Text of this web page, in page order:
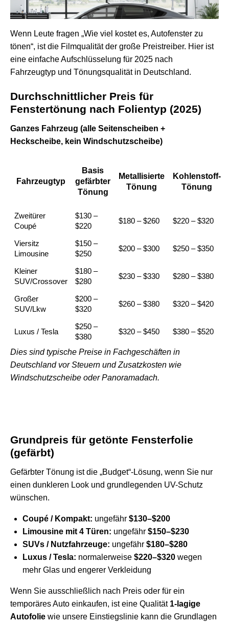
Wenn Leute fragen „Wie viel kostet es, Autofenster zu
tönen“, ist die Filmqualität der große Preistreiber. Hier ist
eine einfache Aufschlüsselung für 2025 nach
Fahrzeugtyp und Tönungsqualität in Deutschland.
Durchschnittlicher Preis für
Fenstertönung nach Folientyp (2025)
Ganzes Fahrzeug (alle Seitenscheiben +
Heckscheibe, kein Windschutzscheibe)
Fahrzeugtyp
Basis
gefärbter
Tönung
Metallisierte
Tönung
Kohlenstoff-
Tönung
Zweitürer
Coupé
$130 –
$220
$180 – $260 $220 – $320
Viersitz
Limousine
$150 –
$250
$200 – $300 $250 – $350
Kleiner
SUV/Crossover
$180 –
$280
$230 – $330 $280 – $380
Großer
SUV/Lkw
$200 –
$320
$260 – $380 $320 – $420
Luxus / Tesla
$250 –
$380
$320 – $450 $380 – $520
Dies sind typische Preise in Fachgeschäften in
Deutschland vor Steuern und Zusatzkosten wie
Windschutzscheibe oder Panoramadach.
Grundpreis für getönte Fensterfolie
(gefärbt)
Gefärbter Tönung ist die „Budget“-Lösung, wenn Sie nur
einen dunkleren Look und grundlegenden UV-Schutz
wünschen.
Coupé / Kompakt: ungefähr $130–$200
Limousine mit 4 Türen: ungefähr $150–$230
SUVs / Nutzfahrzeuge: ungefähr $180–$280
Luxus / Tesla: normalerweise $220–$320 wegen
mehr Glas und engerer Verkleidung
Wenn Sie ausschließlich nach Preis oder für ein
temporäres Auto einkaufen, ist eine Qualität 1‑lagige
Autofolie wie unsere Einstiegslinie kann die Grundlagen